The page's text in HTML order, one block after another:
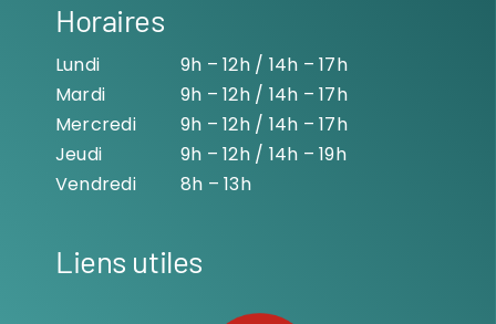
Horaires
Lundi
9h – 12h / 14h – 17h
Mardi
9h – 12h / 14h – 17h
Mercredi
9h – 12h / 14h – 17h
Jeudi
9h – 12h / 14h – 19h
Vendredi
8h – 13h
Liens utiles